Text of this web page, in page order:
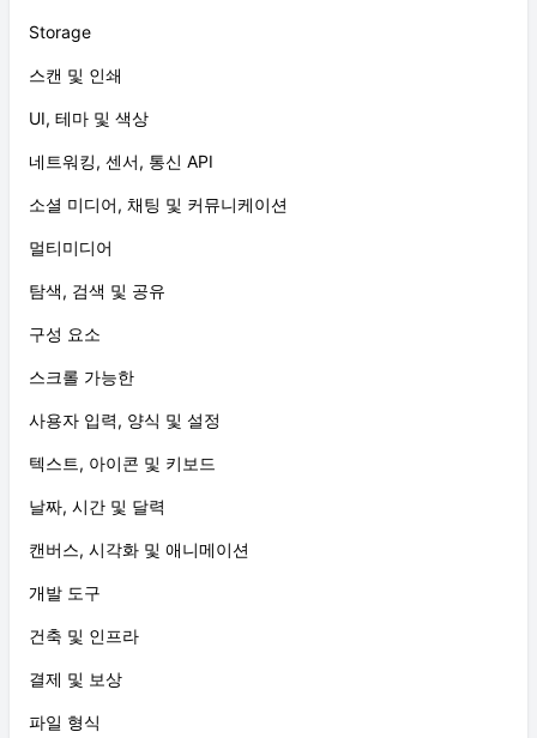
Storage
스캔 및 인쇄
UI, 테마 및 색상
네트워킹, 센서, 통신 API
소셜 미디어, 채팅 및 커뮤니케이션
멀티미디어
탐색, 검색 및 공유
구성 요소
스크롤 가능한
사용자 입력, 양식 및 설정
텍스트, 아이콘 및 키보드
날짜, 시간 및 달력
캔버스, 시각화 및 애니메이션
개발 도구
건축 및 인프라
결제 및 보상
파일 형식